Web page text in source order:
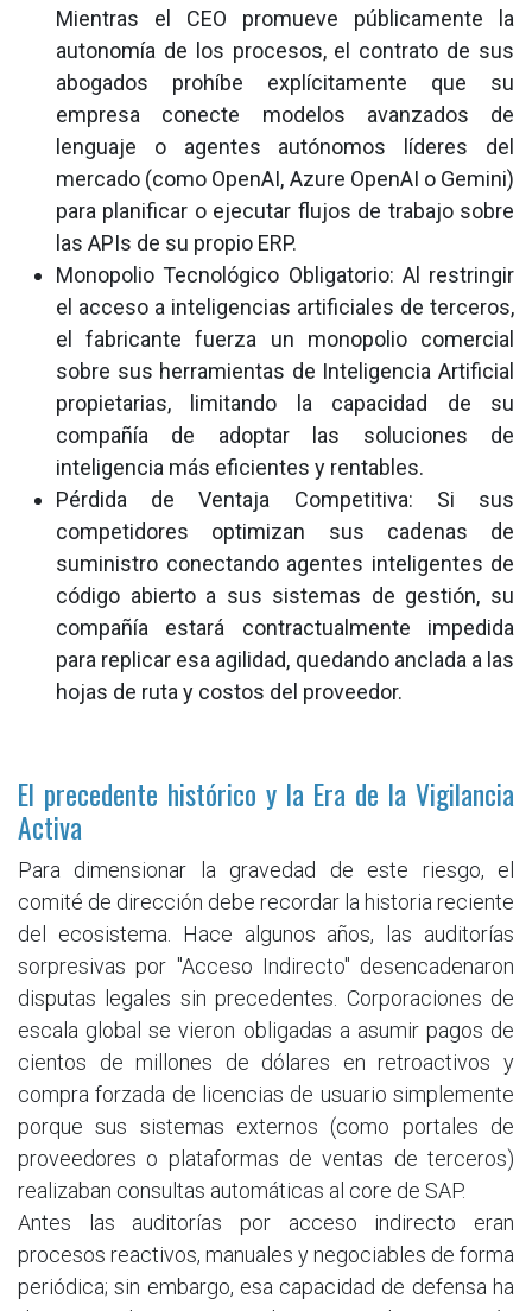
Mientras el CEO promueve públicamente la
autonomía de los procesos, el contrato de sus
abogados prohíbe explícitamente que su
empresa conecte modelos avanzados de
lenguaje o agentes autónomos líderes del
mercado (como OpenAI, Azure OpenAI o Gemini)
para planificar o ejecutar flujos de trabajo sobre
las APIs de su propio ERP.
Monopolio Tecnológico Obligatorio: Al restringir
el acceso a inteligencias artificiales de terceros,
el fabricante fuerza un monopolio comercial
sobre sus herramientas de Inteligencia Artificial
propietarias, limitando la capacidad de su
compañía de adoptar las soluciones de
inteligencia más eficientes y rentables.
Pérdida de Ventaja Competitiva: Si sus
competidores optimizan sus cadenas de
suministro conectando agentes inteligentes de
código abierto a sus sistemas de gestión, su
compañía estará contractualmente impedida
para replicar esa agilidad, quedando anclada a las
hojas de ruta y costos del proveedor.
El precedente histórico y la Era de la Vigilancia
Activa
Para dimensionar la gravedad de este riesgo, el
comité de dirección debe recordar la historia reciente
del ecosistema. Hace algunos años, las auditorías
sorpresivas por "Acceso Indirecto" desencadenaron
disputas legales sin precedentes. Corporaciones de
escala global se vieron obligadas a asumir pagos de
cientos de millones de dólares en retroactivos y
compra forzada de licencias de usuario simplemente
porque sus sistemas externos (como portales de
proveedores o plataformas de ventas de terceros)
realizaban consultas automáticas al core de SAP.
Antes las auditorías por acceso indirecto eran
procesos reactivos, manuales y negociables de forma
periódica; sin embargo, esa capacidad de defensa ha